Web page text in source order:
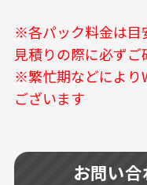
※各パック料金は目
見積りの際に必ずご
※繁忙期などにより
ございます
お問い合